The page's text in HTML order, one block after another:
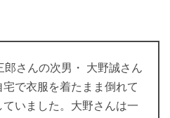
郎さんの次男・ 大野誠さん
で衣服を着たまま倒れて
いました。大野さんは一